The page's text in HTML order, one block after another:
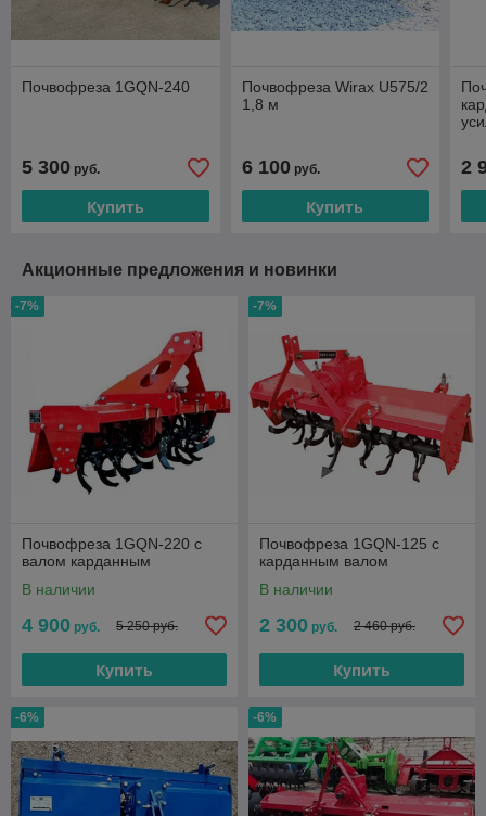
Почвофреза 1GQN-240
5 300 руб.
Купить
Почвофреза Wirax U575/2
1,8 м
6 100руб.
Купить
2
Акционные предложения и новинки
-7%
Почвофреза 1GQN-220 с
валом карданным
В наличии
4 900 руб. 5 250 руб.
Купить
-7%
Почвофреза 1GQN-125 с
карданным валом
В наличии
2 300 руб. 2 460 руб.
Купить
-6% -6%